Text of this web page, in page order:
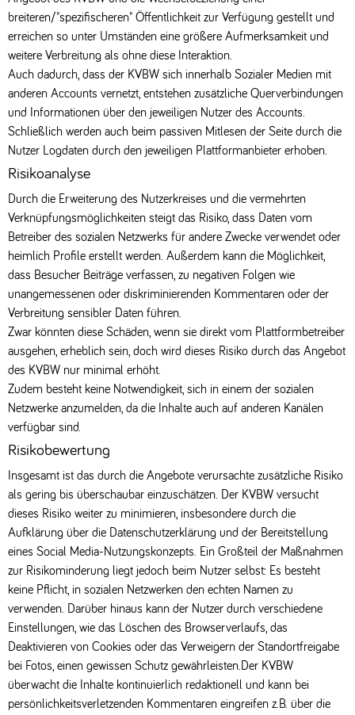
breiteren/"spezifischeren" Öffentlichkeit zur Verfügung gestellt und
erreichen so unter Umständen eine größere Aufmerksamkeit und
weitere Verbreitung als ohne diese Interaktion.
Auch dadurch, dass der KVBW sich innerhalb Sozialer Medien mit
anderen Accounts vernetzt, entstehen zusätzliche Querverbindungen
und Informationen über den jeweiligen Nutzer des Accounts.
Schließlich werden auch beim passiven Mitlesen der Seite durch die
Nutzer Logdaten durch den jeweiligen Plattformanbieter erhoben.
Risikoanalyse
Durch die Erweiterung des Nutzerkreises und die vermehrten
Verknüpfungsmöglichkeiten steigt das Risiko, dass Daten vom
Betreiber des sozialen Netzwerks für andere Zwecke verwendet oder
heimlich Profile erstellt werden. Außerdem kann die Möglichkeit,
dass Besucher Beiträge verfassen, zu negativen Folgen wie
unangemessenen oder diskriminierenden Kommentaren oder der
Verbreitung sensibler Daten führen.
Zwar könnten diese Schäden, wenn sie direkt vom Plattformbetreiber
ausgehen, erheblich sein, doch wird dieses Risiko durch das Angebot
des KVBW nur minimal erhöht.
Zudem besteht keine Notwendigkeit, sich in einem der sozialen
Netzwerke anzumelden, da die Inhalte auch auf anderen Kanälen
verfügbar sind.
Risikobewertung
Insgesamt ist das durch die Angebote verursachte zusätzliche Risiko
als gering bis überschaubar einzuschätzen. Der KVBW versucht
dieses Risiko weiter zu minimieren, insbesondere durch die
Aufklärung über die Datenschutzerklärung und der Bereitstellung
eines Social Media-Nutzungskonzepts. Ein Großteil der Maßnahmen
zur Risikominderung liegt jedoch beim Nutzer selbst: Es besteht
keine Pflicht, in sozialen Netzwerken den echten Namen zu
verwenden. Darüber hinaus kann der Nutzer durch verschiedene
Einstellungen, wie das Löschen des Browserverlaufs, das
Deaktivieren von Cookies oder das Verweigern der Standortfreigabe
bei Fotos, einen gewissen Schutz gewährleisten.Der KVBW
überwacht die Inhalte kontinuierlich redaktionell und kann bei
persönlichkeitsverletzenden Kommentaren eingreifen z.B. über die